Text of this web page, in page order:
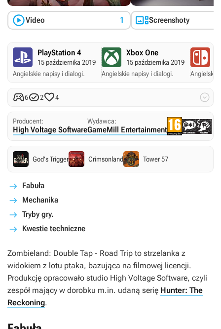
Video 1 Screenshoty
PlayStation 4
15 października 2019
Angielskie napisy i dialogi.
Xbox One
15 października 2019
Angielskie napisy i dialogi.
Angielskie
624 
Producent:
High Voltage Software
Wydawca:
GameMill Entertainment
God's Trigger Crimsonland Tower 57
Fabuła
Mechanika
Tryby gry.
Kwestie techniczne
Zombieland: Double Tap - Road Trip to strzelanka z
widokiem z lotu ptaka, bazująca na filmowej licencji.
Produkcję opracowało studio High Voltage Software, czyli
zespół mający w dorobku m.in. udaną serię Hunter: The
Reckoning.